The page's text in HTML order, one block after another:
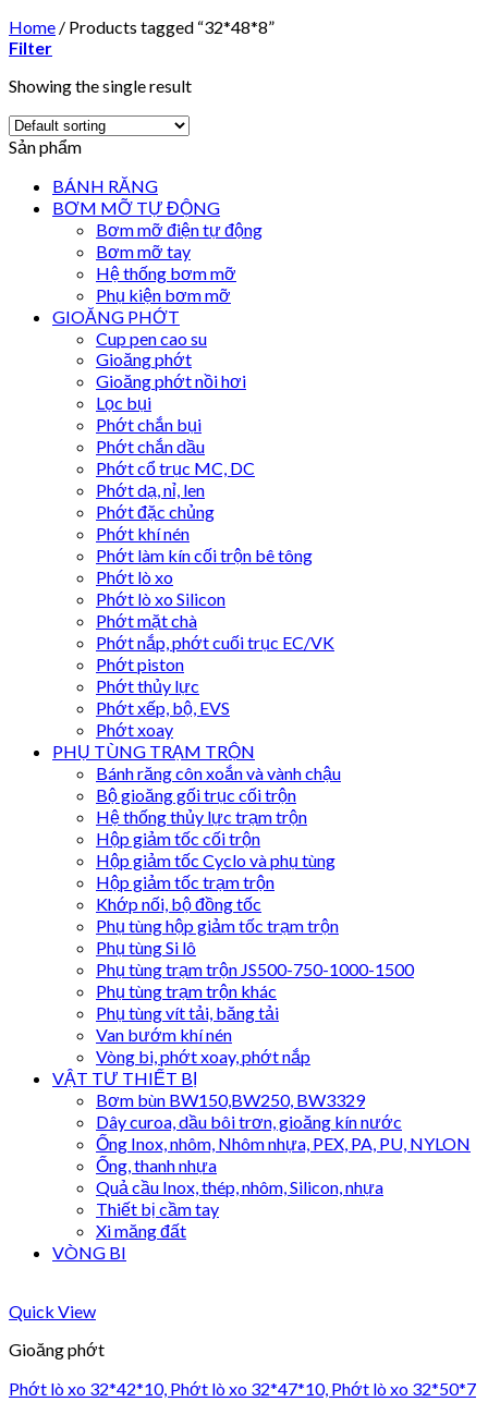
Home / Products tagged “32*48*8”
Filter
Showing the single result
Sản phẩm
BÁNH RĂNG
BƠM MỠ TỰ ĐỘNG
Bơm mỡ điện tự động
Bơm mỡ tay
Hệ thống bơm mỡ
Phụ kiện bơm mỡ
GIOĂNG PHỚT
Cup pen cao su
Gioăng phớt
Gioăng phớt nồi hơi
Lọc bụi
Phớt chắn bụi
Phớt chắn dầu
Phớt cổ trục MC, DC
Phớt dạ, nỉ, len
Phớt đặc chủng
Phớt khí nén
Phớt làm kín cối trộn bê tông
Phớt lò xo
Phớt lò xo Silicon
Phớt mặt chà
Phớt nắp, phớt cuối trục EC/VK
Phớt piston
Phớt thủy lực
Phớt xếp, bộ, EVS
Phớt xoay
PHỤ TÙNG TRẠM TRỘN
Bánh răng côn xoắn và vành chậu
Bộ gioăng gối trục cối trộn
Hệ thống thủy lực trạm trộn
Hộp giảm tốc cối trộn
Hộp giảm tốc Cyclo và phụ tùng
Hộp giảm tốc trạm trộn
Khớp nối, bộ đồng tốc
Phụ tùng hộp giảm tốc trạm trộn
Phụ tùng Si lô
Phụ tùng trạm trộn JS500-750-1000-1500
Phụ tùng trạm trộn khác
Phụ tùng vít tải, băng tải
Van bướm khí nén
Vòng bi, phớt xoay, phớt nắp
VẬT TƯ THIẾT BỊ
Bơm bùn BW150,BW250, BW3329
Dây curoa, dầu bôi trơn, gioăng kín nước
Ống Inox, nhôm, Nhôm nhựa, PEX, PA, PU, NYLON
Ống, thanh nhựa
Quả cầu Inox, thép, nhôm, Silicon, nhựa
Thiết bị cầm tay
Xi măng đất
VÒNG BI
Quick View
Gioăng phớt
Phớt lò xo 32*42*10, Phớt lò xo 32*47*10, Phớt lò xo 32*50*7